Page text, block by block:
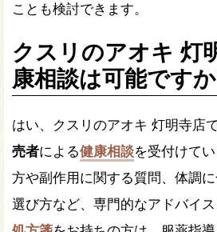
ことも検討できます。
クスリのアオキ 灯
康相談は可能ですか
はい、クスリのアオキ 灯明寺店で
売者による健康相談を受付けて
方や副作用に関する質問、体調
選び方など、専門的なアドバイス